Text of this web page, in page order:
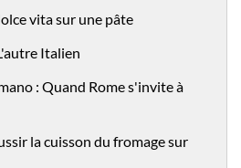
vita sur une pâte
Italien
: Quand Rome s'invite à
la cuisson du fromage sur